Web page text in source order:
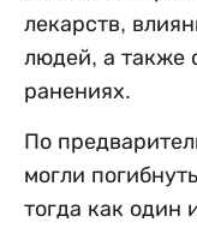
лекарств,
людей, а также
ранениях.
По
могли
тогда как один